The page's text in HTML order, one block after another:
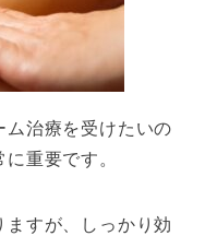
ム治療を受けたいの
重要です。
ますが、しっかり効